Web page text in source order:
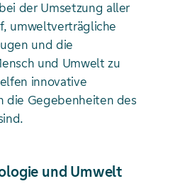
der Umsetzung aller
umweltverträgliche
und die
und Umwelt zu
innovative
die Gegebenheiten des
und Umwelt